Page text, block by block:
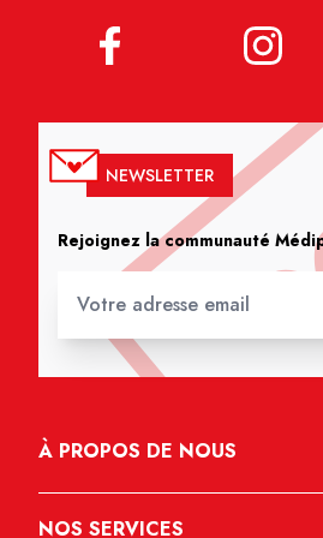
NEWSLETTER
Rejoignez la communauté
À PROPOS DE NOUS
NOS SERVICES